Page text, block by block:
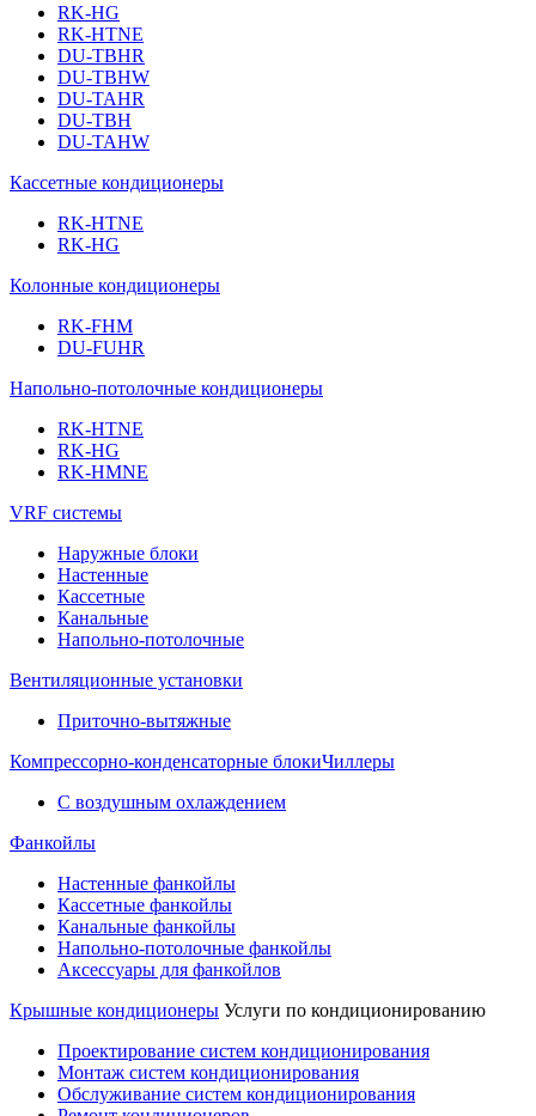
RK-HG
RK-HTNE
DU-TBHR
DU-TBHW
DU-TAHR
DU-TBH
DU-TAHW
Кассетные кондиционеры
RK-HTNE
RK-HG
Колонные кондиционеры
RK-FHM
DU-FUHR
Напольно-потолочные кондиционеры
RK-HTNE
RK-HG
RK-HMNE
VRF системы
Наружные блоки
Настенные
Кассетные
Канальные
Напольно-потолочные
Вентиляционные установки
Приточно-вытяжные
Компрессорно-конденсаторные блокиЧиллеры
С воздушным охлаждением
Фанкойлы
Настенные фанкойлы
Кассетные фанкойлы
Канальные фанкойлы
Напольно-потолочные фанкойлы
Аксессуары для фанкойлов
Крышные кондиционеры Услуги по кондиционированию
Проектирование систем кондиционирования
Монтаж систем кондиционирования
Обслуживание систем кондиционирования